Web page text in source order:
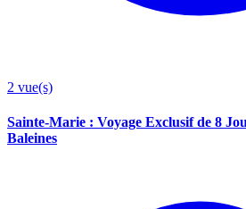
2 vue(s)
Sainte-Marie : Voyage Exclusif de 8
Baleines